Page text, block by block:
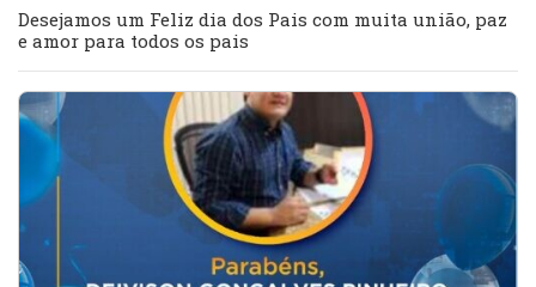
Desejamos um Feliz dia dos Pais com muita união, paz
e amor para todos os pais